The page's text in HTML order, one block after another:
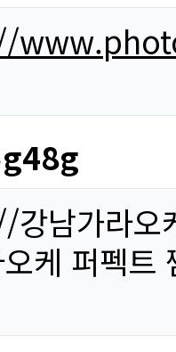
남가라오
케 퍼펙트